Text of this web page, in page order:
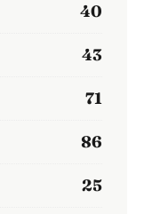
40
43
71
86
25